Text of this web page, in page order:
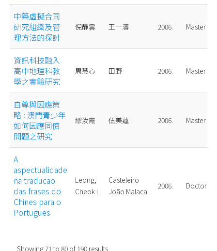
中藥虛擬合同
研究組織及管
理方法的探討
倪靜雲 王一濤 2006. Master
資訊科技融入
高中地理科教
學之實驗研究
周慧心 田野 2006. Master
自尊與因應策
略 : 澳門青少年
如何因應同儕
問題之研究
繆汝霞 伍美蓮 2006. Master
A
aspectualidade
na traducao
das frases do
Chines para o
Portugues
Leong,
Cheok I
Casteleiro
João Malaca
2006. Doctoral
Showing71 to 80 of 190 results